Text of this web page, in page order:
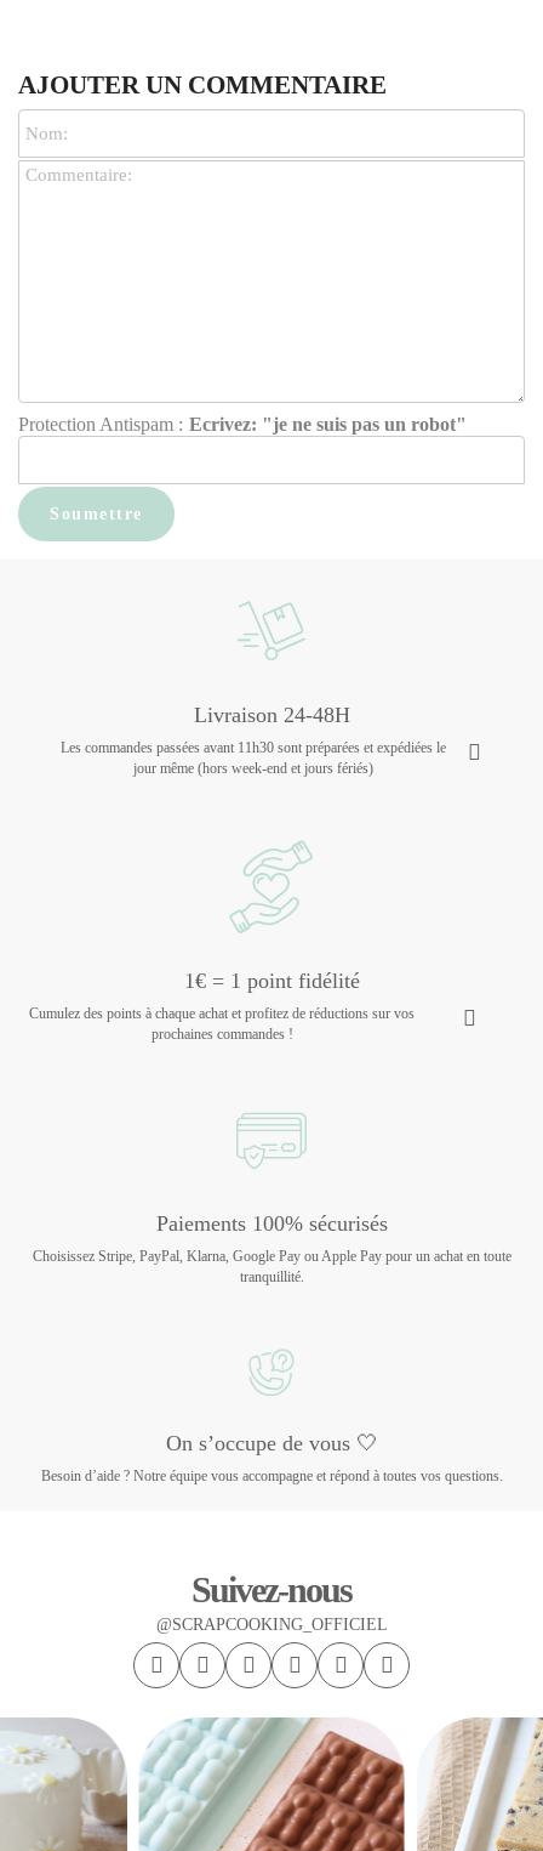
AJOUTER UN COMMENTAIRE
Protection Antispam : Ecrivez: "je ne suis pas un robot"
Livraison 24-48H
Les commandes passées avant 11h30 sont préparées et expédiées le
jour même (hors week-end et jours fériés)
1€ = 1 point fidélité
Cumulez des points à chaque achat et profitez de réductions sur vos
prochaines commandes !
Paiements 100% sécurisés
Choisissez Stripe, PayPal, Klarna, Google Pay ou Apple Pay pour un achat en toute
tranquillité.
On s’occupe de vous 🤍
Besoin d’aide ? Notre équipe vous accompagne et répond à toutes vos questions.
Suivez-nous
@SCRAPCOOKING_OFFICIEL